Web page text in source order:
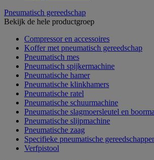
Pneumatisch gereedschap
Bekijk de hele productgroep
Compressor en accessoires
Koffer met pneumatisch gereedschap
Pneumatisch mes
Pneumatisch spijkermachine
Pneumatische hamer
Pneumatische klinkhamers
Pneumatische ratel
Pneumatische schuurmachine
Pneumatische slagmoersleutel en
Pneumatische slijpmachine
Pneumatische zaag
Specifieke pneumatische
Verfpistool